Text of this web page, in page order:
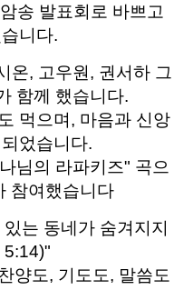
송 발표회로 바쁘고
니다.
온, 고우원, 권서하 그
함께 했습니다.
먹으며, 마음과 신앙
었습니다.
님의 라파키즈" 곡으
참여했습니다
는 동네가 숨겨지지
5:14)"
양도, 기도도, 말씀도